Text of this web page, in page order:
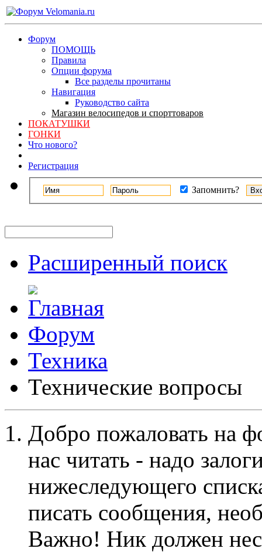
Форум
ПОМОЩЬ
Правила
Опции форума
Все разделы прочитаны
Навигация
Руководство сайта
Магазин велосипедов и спорттоваров
ПОКАТУШКИ
ГОНКИ
Что нового?
Регистрация
Запомнить?
Расширенный поиск
Форум
Техника
Технические вопросы
Добро пожаловать на
нас читать - надо
нижеследующего
писать сообщения,
Важно! Ник должен